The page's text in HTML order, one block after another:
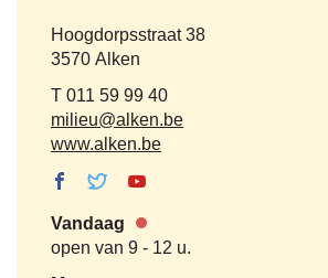
Adres
Hoogdorpsstraat 38
,3570 Alken
Tel.011 59 99 40
E-
mail
milieu@alken.be
Website
www.alken.be
Facebook
duurzaamheid
en landbouw
Twitter Milieu,
en landbouw
Youtube
duurzaamheid
en landbouw
Vandaag
Nu
gesloten
open van 9 - 12 u.